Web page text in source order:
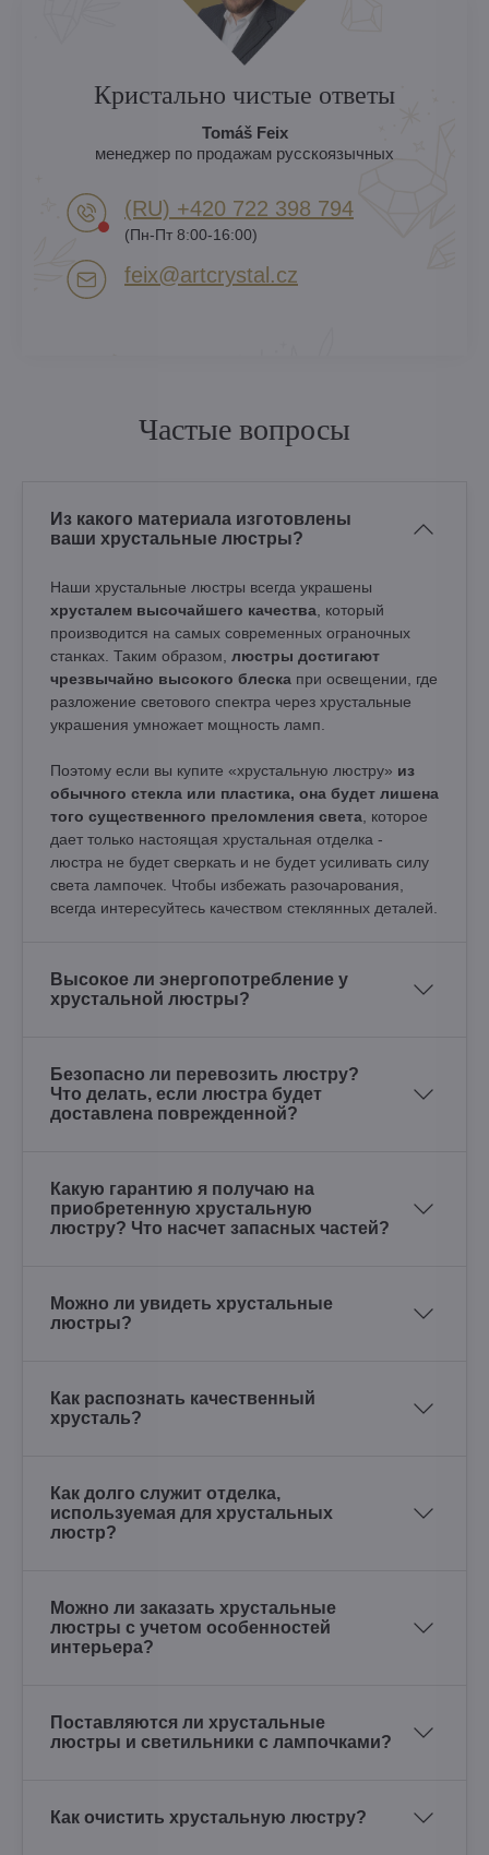
Кристально чистые ответы
Tomáš Feix
менеджер по продажам русскоязычных
(RU) +420 722 398 794​
(Пн-Пт 8:00-16:00)
feix​@artcrystal​.cz
Частые вопросы
Из какого материала изготовлены
ваши хрустальные люстры?
Наши хрустальные люстры всегда украшены
хрусталем высочайшего качества , который
производится на самых современных ограночных
станках. Таким образом, люстры достигают
чрезвычайно высокого блеска при освещении, где
разложение светового спектра через хрустальные
украшения умножает мощность ламп.
Поэтому если вы купите «хрустальную люстру» из
обычного стекла или пластика, она будет лишена
того существенного преломления света , которое
дает только настоящая хрустальная отделка -
люстра не будет сверкать и не будет усиливать силу
света лампочек. Чтобы избежать разочарования,
всегда интересуйтесь качеством стеклянных деталей.
Высокое ли энергопотребление у
хрустальной люстры?
Безопасно ли перевозить люстру?
Что делать, если люстра будет
доставлена поврежденной?
Какую гарантию я получаю на
приобретенную хрустальную
люстру? Что насчет запасных частей?
Можно ли увидеть хрустальные
люстры?
Как распознать качественный
хрусталь?
Как долго служит отделка,
используемая для хрустальных
люстр?
Можно ли заказать хрустальные
люстры с учетом особенностей
интерьера?
Поставляются ли хрустальные
люстры и светильники с лампочками?
Как очистить хрустальную люстру?